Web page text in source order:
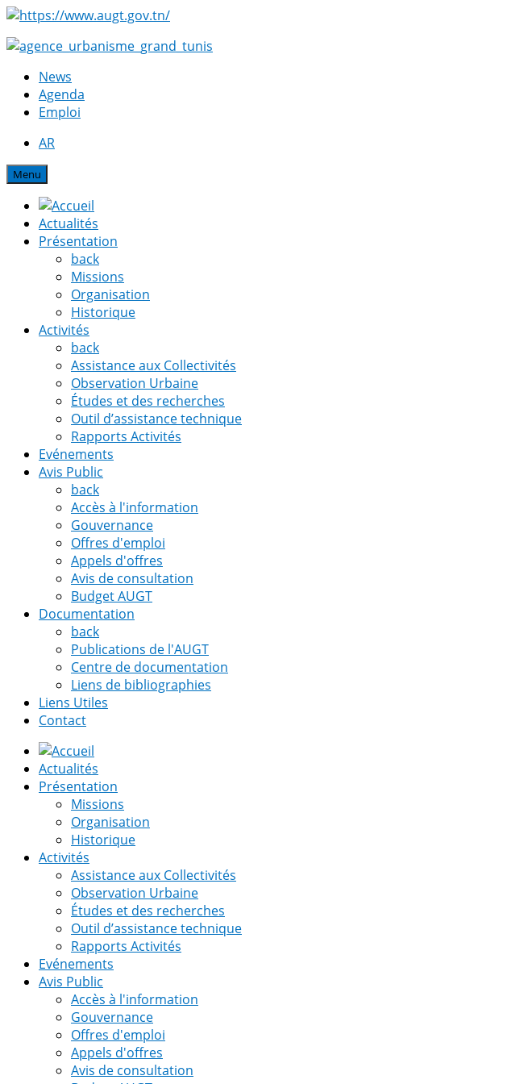
News
Agenda
Emploi
AR
Menu
Actualités
Présentation
back
Missions
Organisation
Historique
Activités
back
Assistance aux Collectivités
Observation Urbaine
Études et des recherches
Outil d’assistance technique
Rapports Activités
Evénements
Avis Public
back
Accès à l'information
Gouvernance
Offres d'emploi
Appels d'offres
Avis de consultation
Budget AUGT
Documentation
back
Publications de l'AUGT
Centre de documentation
Liens de bibliographies
Liens Utiles
Contact
Actualités
Présentation
Missions
Organisation
Historique
Activités
Assistance aux Collectivités
Observation Urbaine
Études et des recherches
Outil d’assistance technique
Rapports Activités
Evénements
Avis Public
Accès à l'information
Gouvernance
Offres d'emploi
Appels d'offres
Avis de consultation